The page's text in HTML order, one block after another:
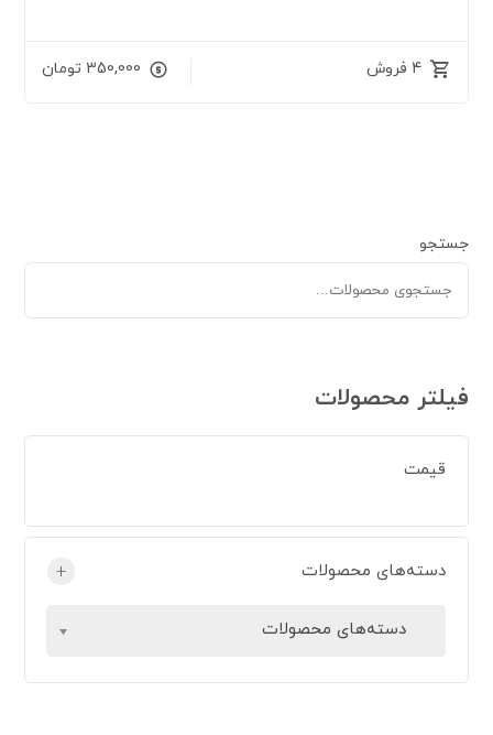
4 فروش 350,000 تومان
جستجو
فیلتر محصولات
قیمت
دسته‌های محصولات +
دسته‌های محصولات